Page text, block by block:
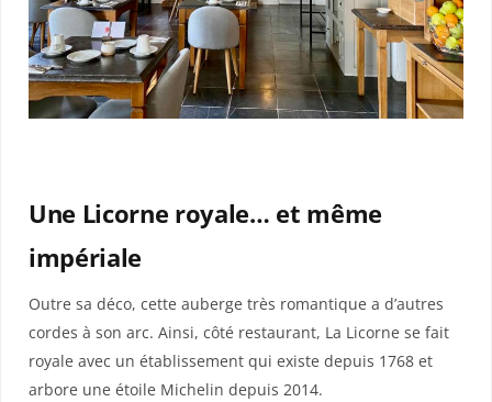
Une Licorne royale… et même
impériale
Outre sa déco, cette auberge très romantique a d’autres
cordes à son arc. Ainsi, côté restaurant, La Licorne se fait
royale avec un établissement qui existe depuis 1768 et
arbore une étoile Michelin depuis 2014.